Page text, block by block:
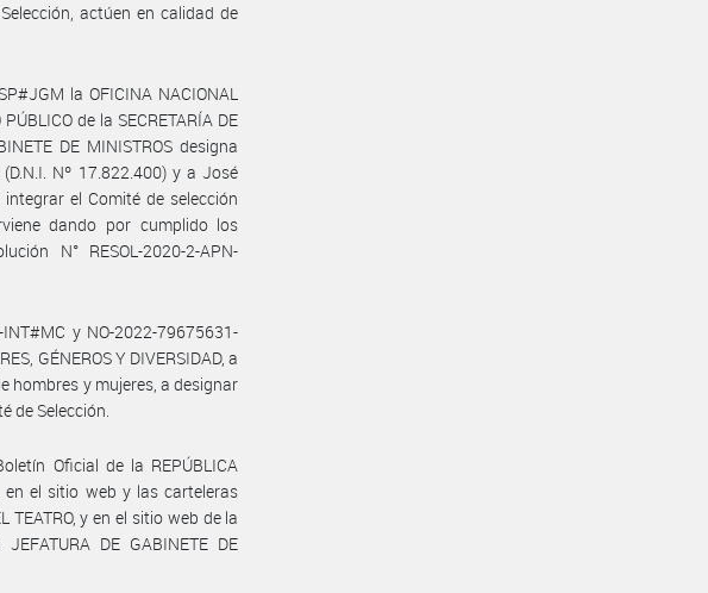
actúen en calidad de
la OFICINA NACIONAL
de la SECRETARÍA DE
DE MINISTROS designa
Nº 17.822.400) y a José
el Comité de selección
dando por cumplido los
N° RESOL-2020-2-APN-
y NO-2022-79675631-
GÉNEROS Y DIVERSIDAD, a
hombres y mujeres, a designar
de Selección.
Oficial de la REPÚBLICA
en el sitio web y las carteleras
TEATRO, y en el sitio web de la
DE GABINETE DE